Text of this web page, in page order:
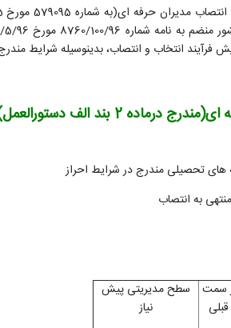
فرآیند انتخاب و انتصاب، بدینوسیله شرایط
بند الف دستورالعمل):
تحصیلی مندرج در شرایط احراز
سمت
سطح مدیریتی پیش
نیاز